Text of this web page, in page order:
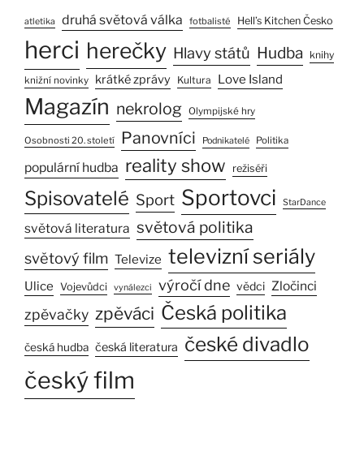
atletika druhá světová válka fotbalisté Hell’s Kitchen Česko
herci herečky Hlavy států Hudba knihy
knižní novinky krátké zprávy Kultura Love Island
Magazín nekrolog Olympijské hry
Osobnosti 20. století Panovníci Podnikatelé Politika
populární hudba reality show režiséři
Spisovatelé Sport Sportovci StarDance
světová literatura světová politika
světový film Televize televizní seriály
Ulice Vojevůdci vynálezci výročí dne vědci Zločinci
zpěvačky zpěváci Česká politika
česká hudba česká literatura české divadlo
český film